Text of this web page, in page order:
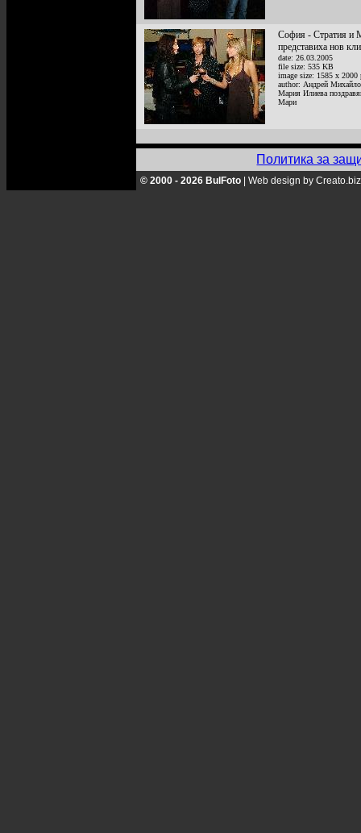
София - Стратия и
представиха нов
date: 26.03.2005
file size: 535 KB
image size: 1585 x 2000
author: Андрей
Мария Илиева
Мари
Политика за
© 2000 - 2026 BulFoto Web design by Creato.biz